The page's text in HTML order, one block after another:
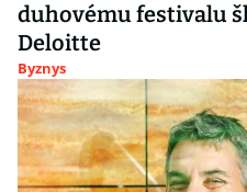
duhovému festivalu
Deloitte
Byznys